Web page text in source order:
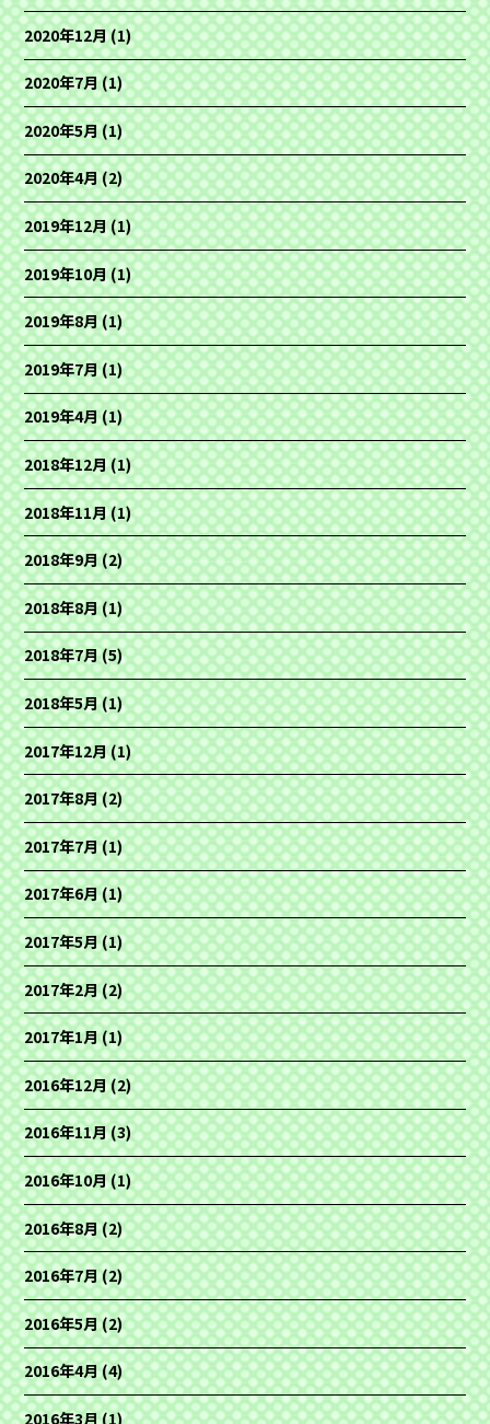
2020年12月(1)
2020年7月(1)
2020年5月(1)
2020年4月(2)
2019年12月(1)
2019年10月(1)
2019年8月(1)
2019年7月(1)
2019年4月(1)
2018年12月(1)
2018年11月(1)
2018年9月(2)
2018年8月(1)
2018年7月(5)
2018年5月(1)
2017年12月(1)
2017年8月(2)
2017年7月(1)
2017年6月(1)
2017年5月(1)
2017年2月(2)
2017年1月(1)
2016年12月(2)
2016年11月(3)
2016年10月(1)
2016年8月(2)
2016年7月(2)
2016年5月(2)
2016年4月(4)
2016年3月(1)